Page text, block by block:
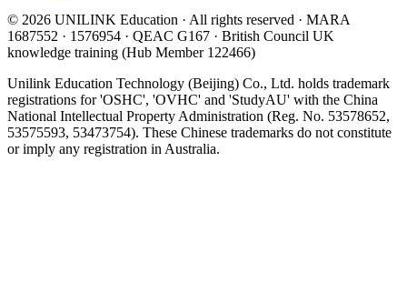
© 2026 UNILINK Education · All rights reserved · MARA
1687552 · 1576954 · QEAC G167 · British Council UK
knowledge training (Hub Member 122466)
Unilink Education Technology (Beijing) Co., Ltd. holds trademark
registrations for 'OSHC', 'OVHC' and 'StudyAU' with the China
National Intellectual Property Administration (Reg. No. 53578652,
53575593, 53473754). These Chinese trademarks do not constitute
or imply any registration in Australia.